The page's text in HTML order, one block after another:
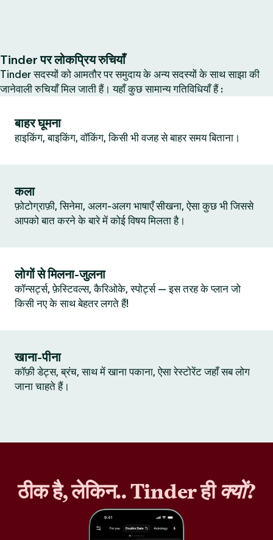
Tinder पर लोकप्रिय रुचियाँ
Tinder सदस्यों को आमतौर पर समुदाय के अन्य सदस्यों के साथ साझा की
जानेवाली रुचियाँ मिल जाती हैं। यहाँ कुछ सामान्य गतिविधियाँ हैं :
बाहर घूमना
हाइकिंग, बाइकिंग, वॉकिंग, किसी भी वजह से बाहर समय बिताना।
कला
फ़ोटोग्राफ़ी, सिनेमा, अलग-अलग भाषाएँ सीखना, ऐसा कुछ भी जिससे
आपको बात करने के बारे में कोई विषय मिलता है।
लोगों से मिलना-जुलना
कॉन्सर्ट्स, फ़ेस्टिवल्स, कैरिओके, स्पोर्ट्स — इस तरह के प्लान जो
किसी नए के साथ बेहतर लगते हैं!
खाना-पीना
कॉफ़ी डेट्स, ब्रंच, साथ में खाना पकाना, ऐसा रेस्टोरेंट जहाँ सब लोग
जाना चाहते हैं।
ठीक है, लेकिन.. Tinder हीक्यों?